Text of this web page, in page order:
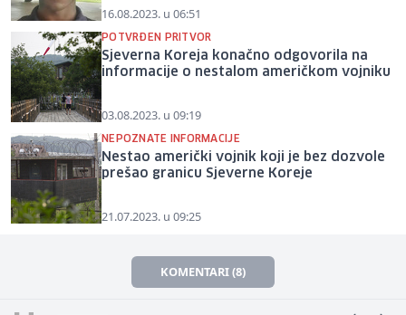
16.08.2023. u 06:51
POTVRĐEN PRITVOR
Sjeverna Koreja konačno odgovorila na
informacije o nestalom američkom vojniku
03.08.2023. u 09:19
NEPOZNATE INFORMACIJE
Nestao američki vojnik koji je bez dozvole
prešao granicu Sjeverne Koreje
21.07.2023. u 09:25
KOMENTARI (8)